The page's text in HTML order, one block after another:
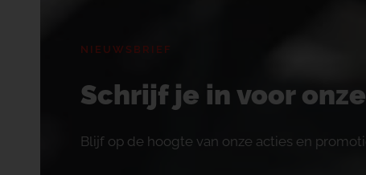
NIEUWSBRIEF
Schrijf je in voor
Blijf op de hoogte van onze acties en